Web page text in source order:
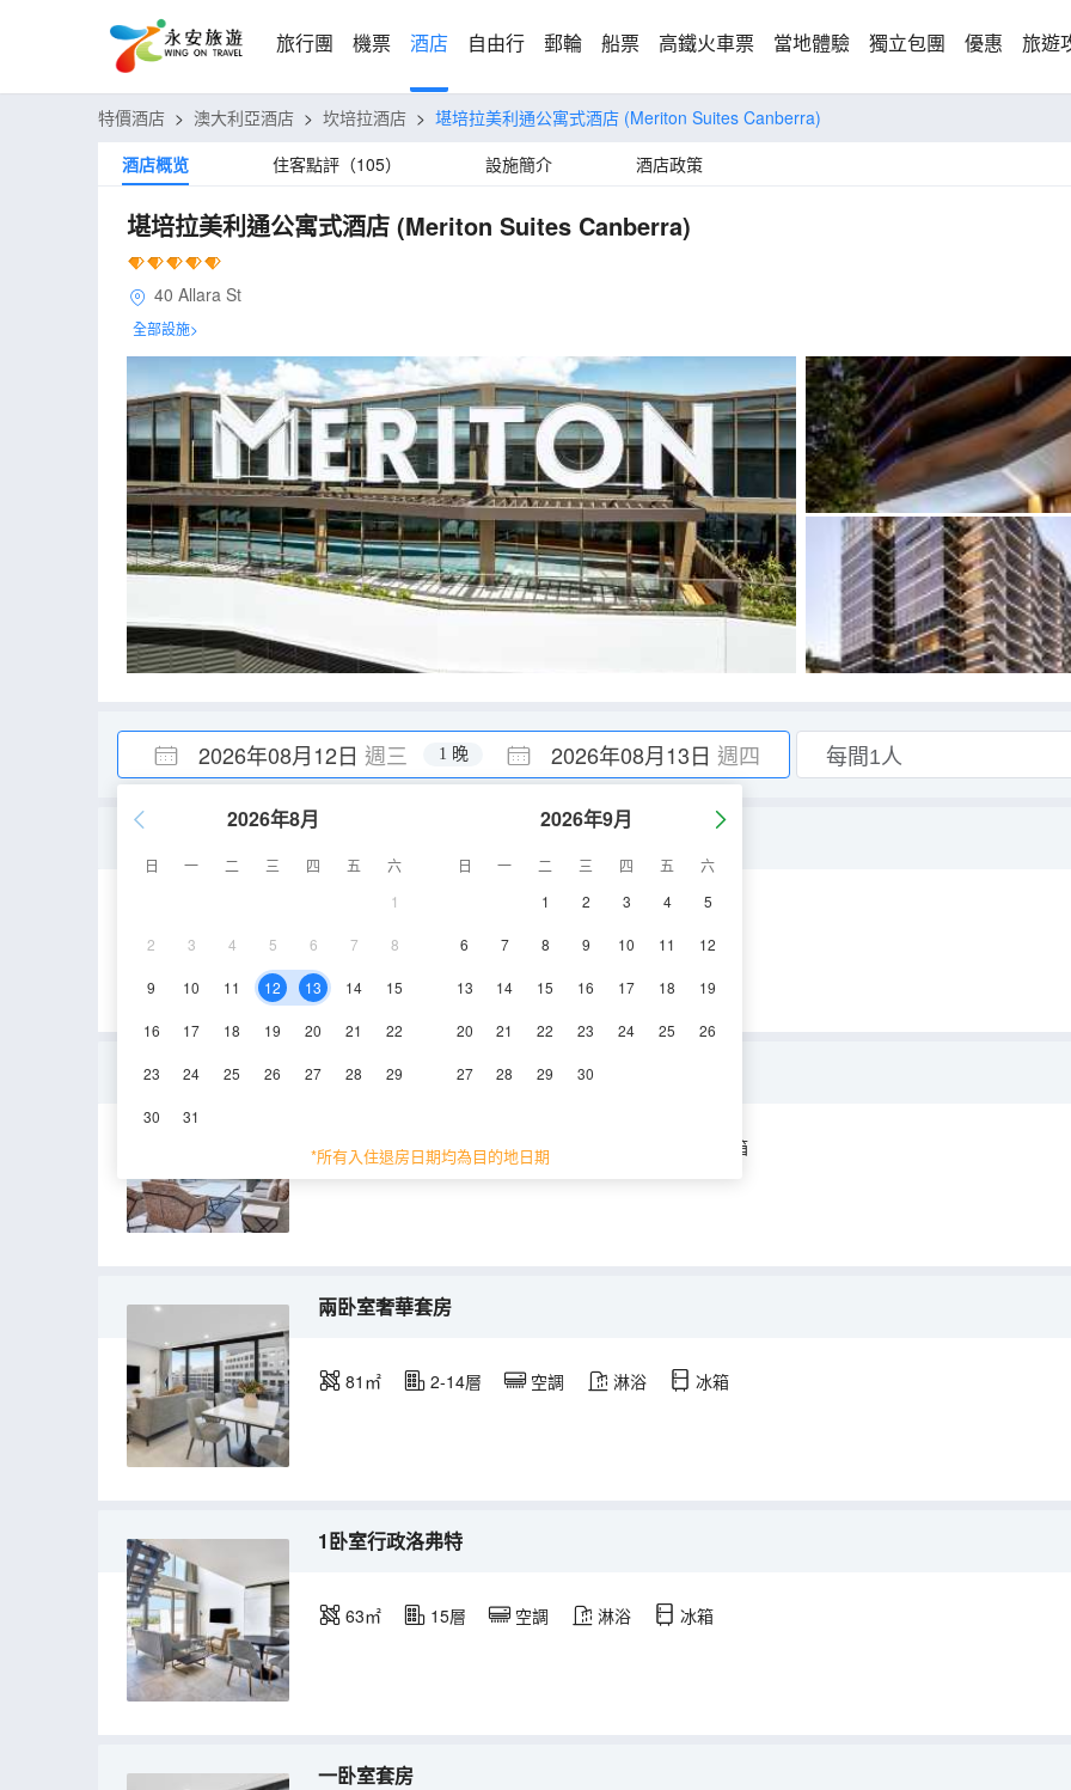
旅行團 機票 酒店 自由行 郵輪 船票 高鐵火車票 當地體驗 獨立包團 優惠 旅遊
特價酒店 > 澳大利亞酒店 > 坎培拉酒店 > 堪培拉美利通公寓式酒店 (Meriton Suites Canberra)
酒店概览
住客點評（105） 設施簡介 酒店政策
堪培拉美利通公寓式酒店 (Meriton Suites Canberra)
40 Allara St
全部設施>
2026年08月12日 週三 2026年08月13日 週四
1 晚
2026年8月
日 一 二 三 四 五
六
1
2 3 4 5 6 7 8
9 10 11 12 13 14 15
16 17 18 19 20 21 22
23 24 25 26 27 28 29
30 31
2026年9月
日 一 二 三 四 五
六
1
2 3 4 5
6 7 8 9 10 11 12
13 14 15 16 17 18 19
20 21 22 23 24 25 26
27 28 29 30
*所有入住退房日期均為目的地日期
空調 淋浴
三卧室奢華套房
117㎡ 12-14層 冰箱
兩卧室奢華套房
81㎡ 2-14層 空調 淋浴 冰箱
1卧室行政洛弗特
63㎡ 15層 空調 淋浴 冰箱
一卧室套房